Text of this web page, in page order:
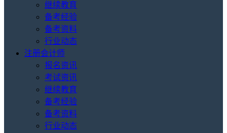
继续教育
备考经验
备考资料
行业动态
注册会计师
报名资讯
考试资讯
继续教育
备考经验
备考资料
行业动态